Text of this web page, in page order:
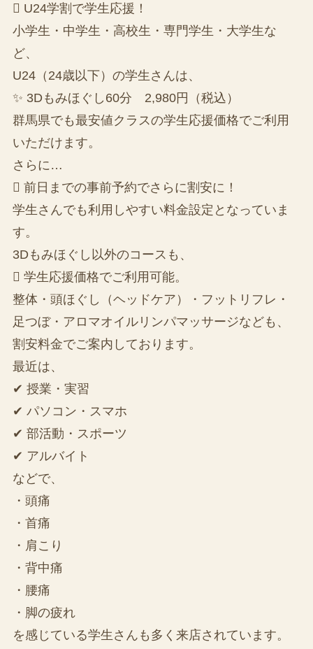
 U24学割で学生応援！
小学生・中学生・高校生・専門学生・大学生な
ど、
U24（24歳以下）の学生さんは、
✨ 3Dもみほぐし60分 2,980円（税込）
群馬県でも最安値クラスの学生応援価格でご利用
いただけます。
さらに…
 前日までの事前予約でさらに割安に！
学生さんでも利用しやすい料金設定となっていま
す。
3Dもみほぐし以外のコースも、
 学生応援価格でご利用可能。
整体・頭ほぐし（ヘッドケア）・フットリフレ・
足つぼ・アロマオイルリンパマッサージなども、
割安料金でご案内しております。
最近は、
✔ 授業・実習
✔ パソコン・スマホ
✔ 部活動・スポーツ
✔ アルバイト
などで、
・頭痛
・首痛
・肩こり
・背中痛
・腰痛
・脚の疲れ
を感じている学生さんも多く来店されています。